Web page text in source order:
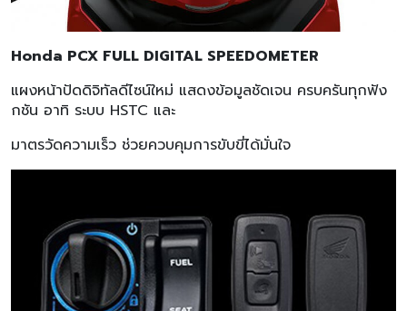
Honda PCX FULL DIGITAL SPEEDOMETER
แผงหน้าปัดดิจิทัลดีไซน์ใหม่ แสดงข้อมูลชัดเจน ครบครันทุกฟัง
กชัน อาทิ ระบบ HSTC และ
มาตรวัดความเร็ว ช่วยควบคุมการขับขี่ได้มั่นใจ